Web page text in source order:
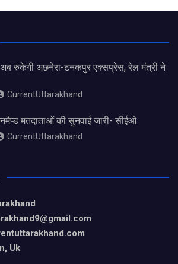
रुकेगी अछनेरा-टनकपुर एक्सप्रेस, रेल मंत्री ने
CurrentUttarakhand
मतदाताओं की सुनवाई जारी- सीईओ
CurrentUttarakhand
@gmail.com
Uk